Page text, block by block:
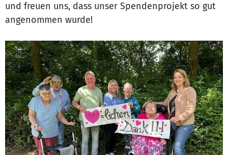
und freuen uns, dass unser Spendenprojekt so gut
angenommen wurde!